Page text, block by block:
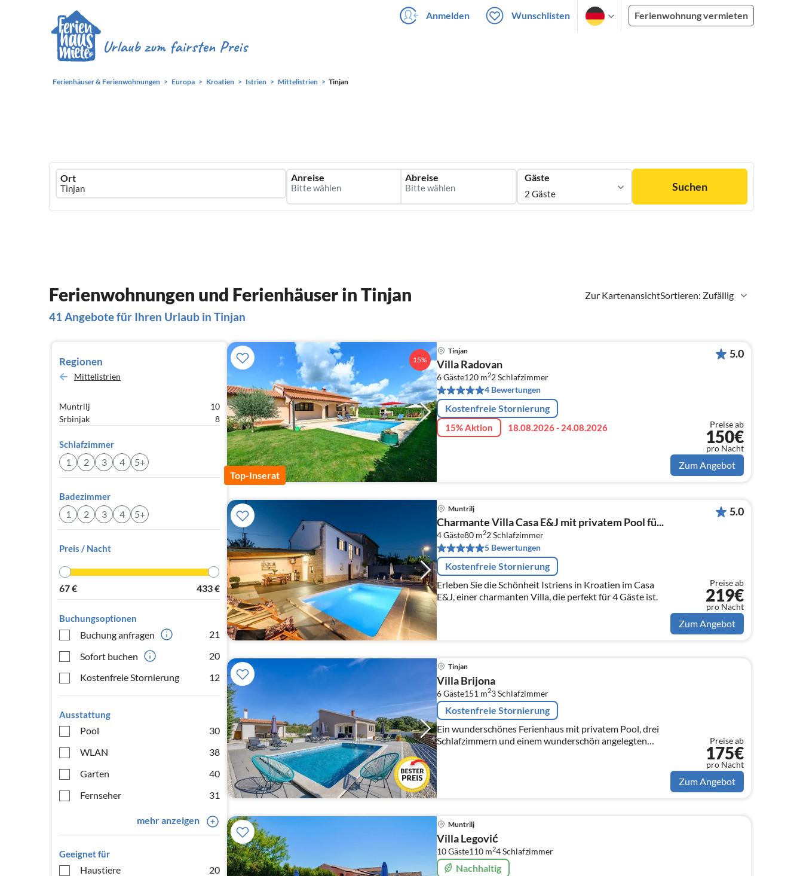
Anmelden Wunschlisten Ferienwohnung vermieten
Ferienhäuser & Ferienwohnungen Europa Kroatien Istrien Mittelistrien Tinjan
Ferienhausmiete
logo
Ort Anreise Abreise Gäste
2 Gäste
Suchen
Zur KartenansichtSortieren: Zufällig
Ferienwohnungen und Ferienhäuser in Tinjan
41 Angebote für Ihren Urlaub in Tinjan
Regionen
Mittelistrien
Muntrilj
10
Srbinjak
8
Schlafzimmer
1 2 3 4 5+
Badezimmer
1 2 3 4 5+
Preis / Nacht
67€ 433€
Buchungsoptionen
Buchung anfragen
21
Sofort buchen
20
Kostenfreie Stornierung
12
Ausstattung
Pool
30
WLAN
38
Garten
40
Fernseher
31
mehr anzeigen
Geeignet für
Haustiere
20
Top-Inserat
15%
Tinjan
Villa Radovan
6 Gäste120 m22Schlafzimmer
4 Bewertungen
Kostenfreie Stornierung
15% Aktion 18.08.2026 - 24.08.2026
5.0
Preise ab
150€
pro Nacht
Zum Angebot
Muntrilj
Charmante Villa Casa E&J mit privatem Pool fü...
4 Gäste80 m22Schlafzimmer
5 Bewertungen
Kostenfreie Stornierung
Erleben Sie die Schönheit Istriens in Kroatien im Casa
E&J, einer charmanten Villa, die perfekt für 4 Gäste ist.
5.0
Preise ab
219€
pro Nacht
Zum Angebot
Tinjan
Villa Brijona
6 Gäste151 m23Schlafzimmer
Kostenfreie Stornierung
Ein wunderschönes Ferienhaus mit privatem Pool, drei
Schlafzimmern und einem wunderschön angelegten
Garten
Preise ab
175€
pro Nacht
Zum Angebot
Muntrilj
Villa Legović
10 Gäste110 m24Schlafzimmer
Nachhaltig